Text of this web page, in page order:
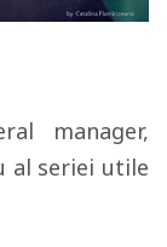
manager,
al seriei utile